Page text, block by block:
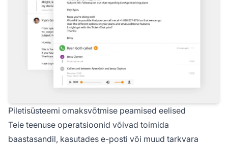
Piletisüsteemi omaksvõtmise peamised eelised
Teie teenuse operatsioonid võivad toimida
baastasandil, kasutades e-posti või muud tarkvara